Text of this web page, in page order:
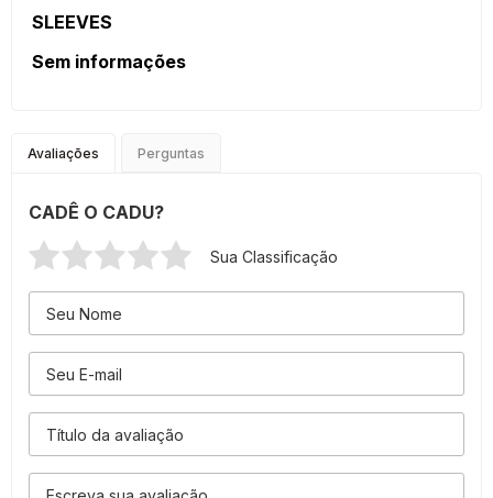
SLEEVES
Sem informações
Avaliações Perguntas
CADÊ O CADU?
Sua Classificação